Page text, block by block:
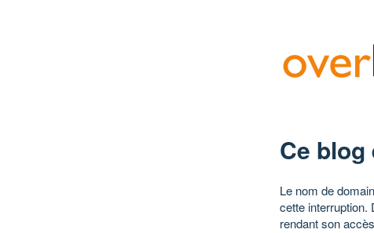
Ce
Le nom de
cette interruption.
rendant son